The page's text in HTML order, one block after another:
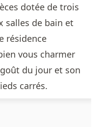
dotée de trois
salles de bain et
résidence
vous charmer
du jour et son
carrés.